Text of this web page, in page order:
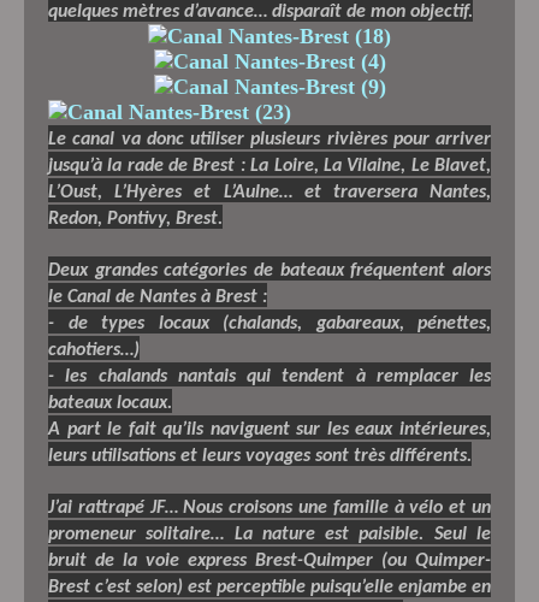
quelques mètres d’avance… disparaît de mon objectif.
Le canal va donc utiliser plusieurs rivières pour arriver
jusqu’à la rade de Brest : La Loire, La Vilaine, Le Blavet,
L’Oust, L’Hyères et L’Aulne… et traversera Nantes,
Redon, Pontivy, Brest.
Deux grandes catégories de bateaux fréquentent alors
le Canal de Nantes à Brest :
- de types locaux (chalands, gabareaux, pénettes,
cahotiers…)
- les chalands nantais qui tendent à remplacer les
bateaux locaux.
A part le fait qu’ils naviguent sur les eaux intérieures,
leurs utilisations et leurs voyages sont très différents.
J’ai rattrapé JF… Nous croisons une famille à vélo et un
promeneur solitaire… La nature est paisible. Seul le
bruit de la voie express Brest-Quimper (ou Quimper-
Brest c’est selon) est perceptible puisqu’elle enjambe en